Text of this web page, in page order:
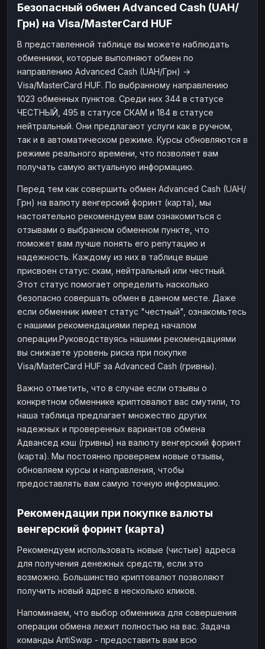
ДЕНЕЖНЫЕ ПЕРЕВОДЫ
ЗК USD
WU USD
ЗК
НАЛИЧНЫЕ ДЕНЬГИ
Наличные
Наличные USD
Наличные KZT
Наличные
Наличные
Наличные
Безопасный обмен Advanced Cash (UAH/
Грн) на Visa/MasterCard HUF
В представленной таблице вы можете наблюдать
обменники, которые выполняют обмен по
направлению Advanced Cash (UAH/Грн) →
Visa/MasterCard HUF. По выбранному направлению
1023 обменных пунктов. Среди них 344 в статусе
ЧЕСТНЫЙ, 495 в статусе СКАМ и 184 в статусе
нейтральный. Они предлагают услуги как в ручном,
так и в автоматическом режиме. Курсы обновляются в
режиме реального времени, что позволяет вам
получать самую актуальную информацию.
Перед тем как совершить обмен Advanced Cash (UAH/
Грн) на валюту венгерский форинт (карта), мы
настоятельно рекомендуем вам ознакомиться с
отзывами о выбранном обменном пункте, что
поможет вам лучше понять его репутацию и
надежность. Каждому из них в таблице выше
присвоен статус: скам, нейтральный или честный.
Этот статус помогает определить насколько
безопасно совершать обмен в данном месте. Даже
если обменник имеет статус "честный", ознакомьтесь
с нашими рекомендациями перед началом
операции.Руководствуясь нашими рекомендациями
вы снижаете уровень риска при покупке
Visa/MasterCard HUF за Advanced Cash (гривны).
Важно отметить, что в случае если отзывы о
конкретном обменнике криптовалют вас смутили, то
наша таблица предлагает множество других
надежных и проверенных вариантов обмена
Адвансед кэш (гривны) на валюту венгерский форинт
(карта). Мы постоянно проверяем новые отзывы,
обновляем курсы и направления, чтобы
предоставлять вам самую точную информацию.
Рекомендации при покупке валюты
венгерский форинт (карта)
Рекомендуем использовать новые (чистые) адреса
для получения денежных средств, если это
возможно. Большинство криптовалют позволяют
получить новый адрес в несколько кликов.
Напоминаем, что выбор обменника для совершения
операции обмена лежит полностью на вас. Задача
команды AntiSwap - предоставить вам всю